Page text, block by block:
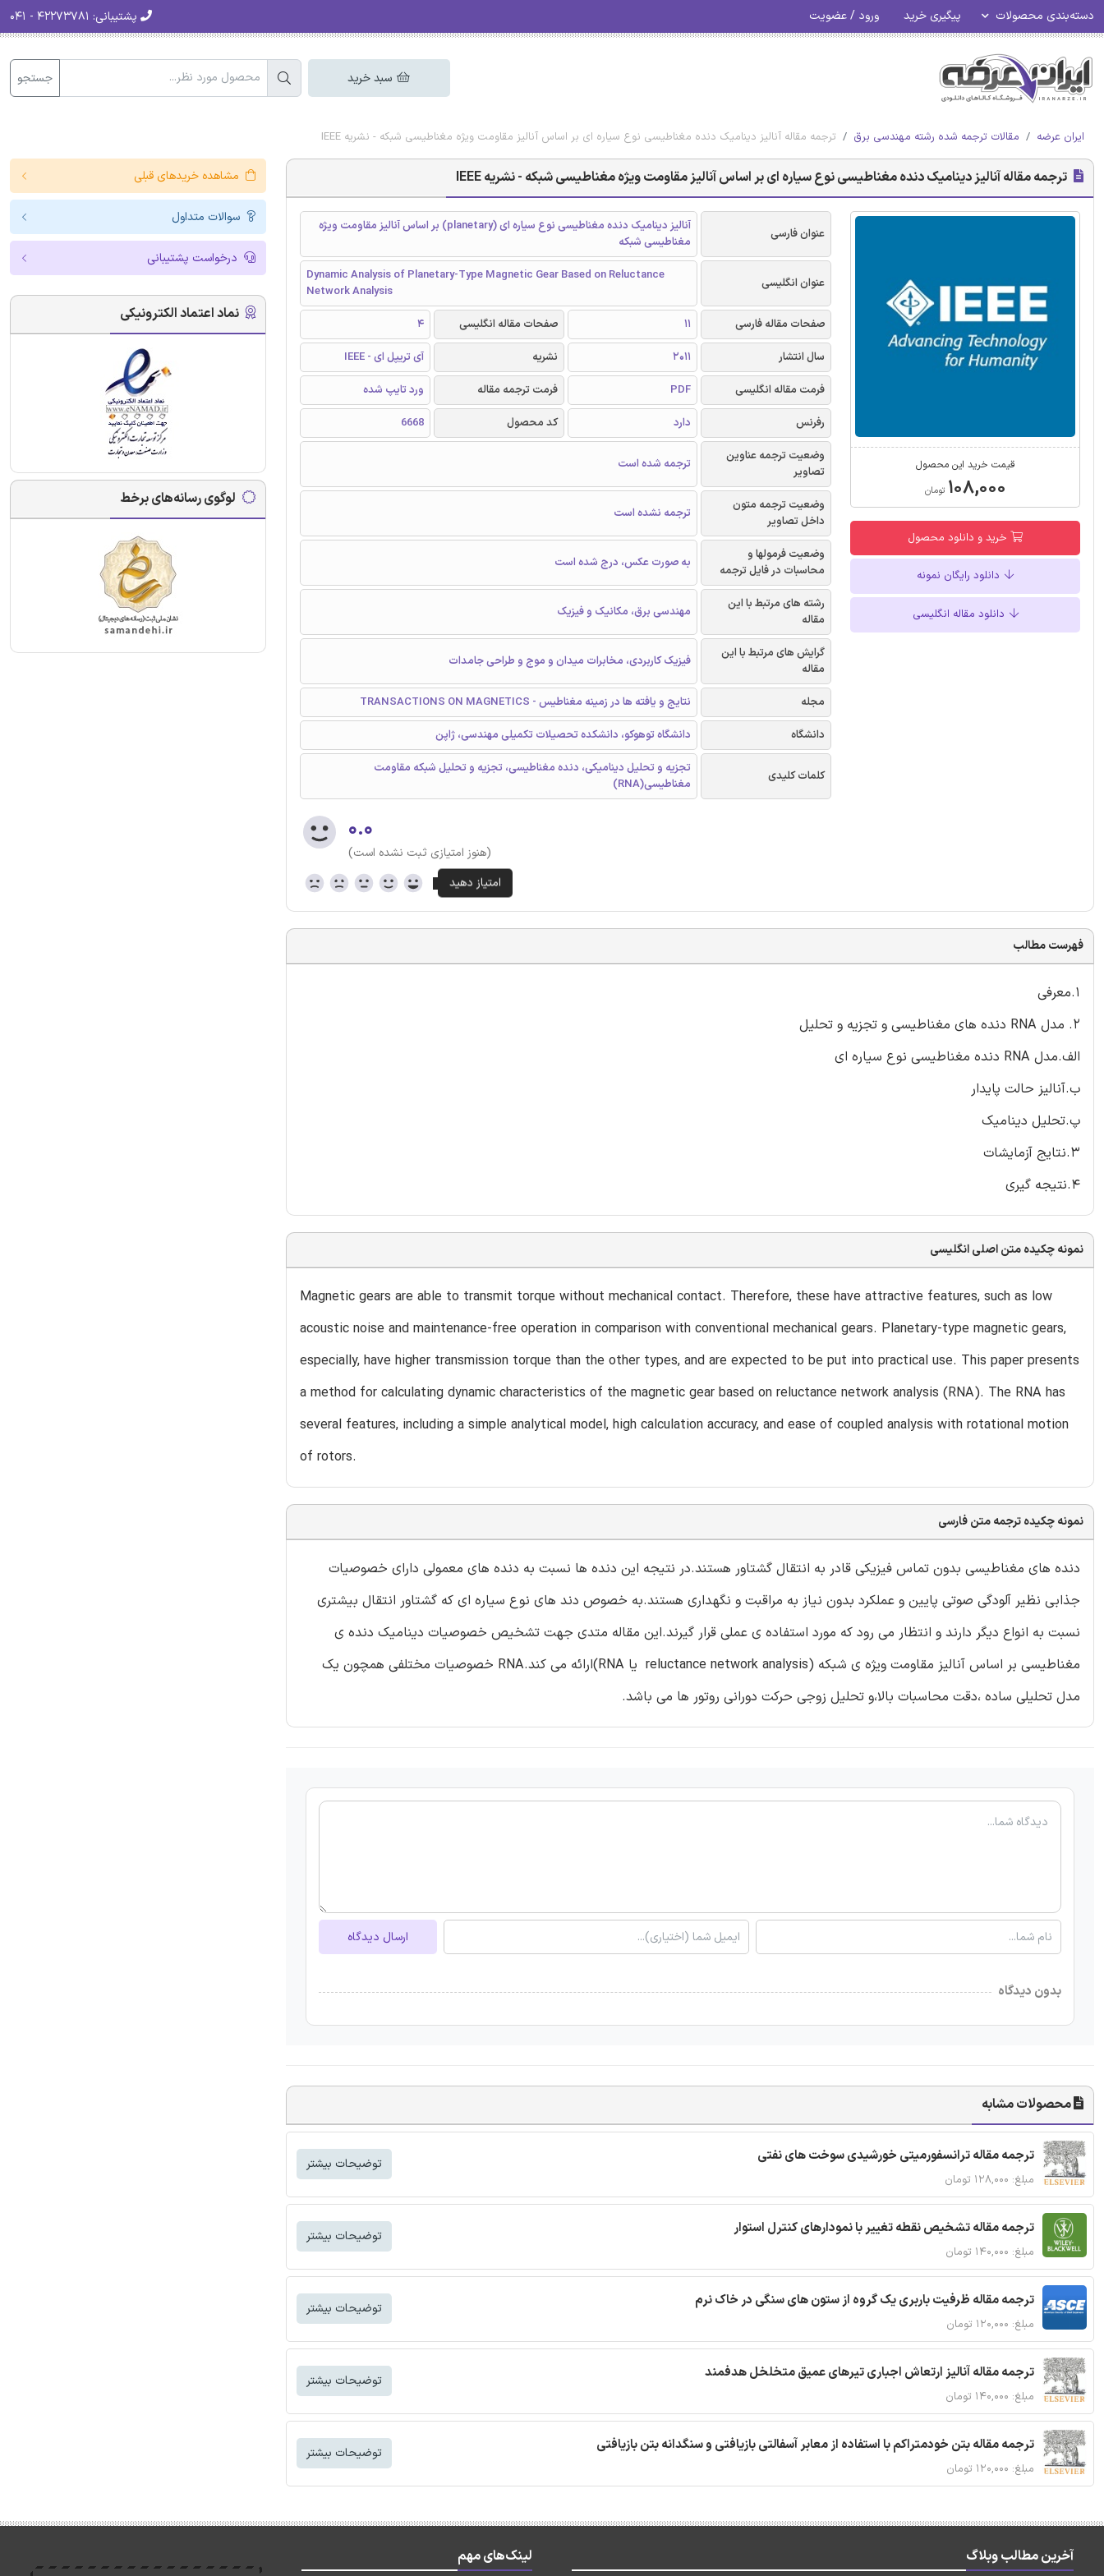
دسته‌بندی محصولات پیگیری خرید ورود / عضویت پشتیبانی:
سبد خرید جستجو
ایران عرضه مقالات ترجمه شده رشته مهندسی برق ترجمه مقاله آنالیز دینامیک دنده مغناطیسی نوع سیاره ای بر اساس آنالیز مقاومت ویژه مغناطیسی شبکه - نشریه IEEE
ترجمه مقاله آنالیز دینامیک دنده مغناطیسی نوع سیاره ای بر اساس آنالیز مقاومت ویژه مغناطیسی شبکه - نشریه IEEE
قیمت خرید این محصول
۱۰۸,۰۰۰ تومان
خرید و دانلود محصول
دانلود رایگان نمونه
دانلود مقاله انگلیسی
عنوان فارسی
آنالیز دینامیک دنده مغناطیسی نوع سیاره ای (planetary) بر اساس آنالیز مقاومت ویژه
مغناطیسی شبکه
عنوان انگلیسی
Dynamic Analysis of Planetary-Type Magnetic Gear Based on Reluctance
Network Analysis
صفحات مقاله فارسی
11 صفحات مقاله انگلیسی
4
سال انتشار
2011 نشریه
آی تریپل ای - IEEE
فرمت مقاله انگلیسی
PDF فرمت ترجمه مقاله
ورد تایپ شده
رفرنس
دارد کد محصول
6668
وضعیت ترجمه عناوین
تصاویر
ترجمه شده است
وضعیت ترجمه متون
داخل تصاویر
ترجمه نشده است
وضعیت فرمولها و
محاسبات در فایل ترجمه
به صورت عکس، درج شده است
رشته های مرتبط با این
مقاله
مهندسی برق، مکانیک و فیزیک
گرایش های مرتبط با این
مقاله
فیزیک کاربردی، مخابرات میدان و موج و طراحی جامدات
مجله
نتایج و یافته ها در زمینه مغناطیس - TRANSACTIONS ON MAGNETICS
دانشگاه
دانشگاه توهوکو، دانشکده تحصیلات تکمیلی مهندسی، ژاپن
کلمات کلیدی
تجزیه و تحلیل دینامیکی، دنده مغناطیسی، تجزیه و تحلیل شبکه مقاومت
مغناطیسی(RNA)
۰.۰
(هنوز امتیازی ثبت نشده است)
فهرست مطالب
1.معرفی
2. مدل RNA دنده های مغناطیسی و تجزیه و تحلیل
الف.مدل RNA دنده مغناطیسی نوع سیاره ای
ب.آنالیز حالت پایدار
پ.تحلیل دینامیک
3.نتایج آزمایشات
4.نتیجه گیری
نمونه چکیده متن اصلی انگلیسی
Magnetic gears are able to transmit torque without mechanical contact. Therefore, these have attractive features, such as low
acoustic noise and maintenance-free operation in comparison with conventional mechanical gears. Planetary-type magnetic gears,
especially, have higher transmission torque than the other types, and are expected to be put into practical use. This paper presents
a method for calculating dynamic characteristics of the magnetic gear based on reluctance network analysis (RNA). The RNA has
several features, including a simple analytical model, high calculation accuracy, and ease of coupled analysis with rotational motion
of rotors.
نمونه چکیده ترجمه متن فارسی
دنده های مغناطیسی بدون تماس فیزیکی قادر به انتقال گشتاور هستند.در نتیجه این دنده ها نسبت به دنده های معمولی دارای خصوصیات
جذابی نظیر آلودگی صوتی پایین و عملکرد بدون نیاز به مراقبت و نگهداری هستند.به خصوص دند های نوع سیاره ای که گشتاور انتقال بیشتری
نسبت به انواع دیگر دارند و انتظار می رود که مورد استفاده ی عملی قرار گیرند.این مقاله متدی جهت تشخیص خصوصیات دینامیک دنده ی
مغناطیسی بر اساس آنالیز مقاومت ویژه ی شبکه (reluctance network analysis یا RNA)ارائه می کند.RNA خصوصیات مختلفی همچون یک
مدل تحلیلی ساده ،دقت محاسبات بالا،و تحلیل زوجی حرکت دورانی روتور ها می باشد.
ارسال دیدگاه
بدون دیدگاه
محصولات مشابه
ترجمه مقاله ترانسفورمیتی خورشیدی سوخت های نفتی
مبلغ: ۱۲۸,۰۰۰ تومان
توضیحات بیشتر
ترجمه مقاله تشخیص نقطه تغییر با نمودارهای کنترل استوار
مبلغ: ۱۴۰,۰۰۰ تومان
توضیحات بیشتر
ترجمه مقاله ظرفیت باربری یک گروه از ستون های سنگی در خاک نرم
مبلغ: ۱۲۰,۰۰۰ تومان
توضیحات بیشتر
ترجمه مقاله آنالیز ارتعاش اجباری تیرهای عمیق متخلخل هدفمند
مبلغ: ۱۴۰,۰۰۰ تومان
توضیحات بیشتر
ترجمه مقاله بتن خودمتراکم با استفاده از معابر آسفالتی بازیافتی و سنگدانه بتن بازیافتی
مبلغ: ۱۲۰,۰۰۰ تومان
توضیحات بیشتر
مشاهده خریدهای قبلی
سوالات متداول
درخواست پشتیبانی
نماد اعتماد الکترونیکی
لوگوی رسانه‌های برخط
آخرین مطالب وبلاگ لینک‌های مهم